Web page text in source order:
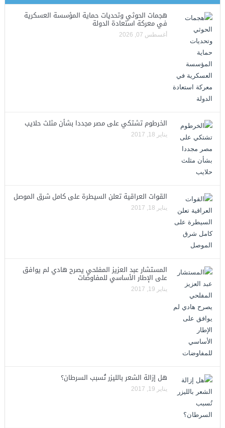
هجمات الحوثي وتحديات حماية المؤسسة العسكرية
في معركة استعادة الدولة
أغسطس 07, 2026
الخرطوم تشتكي على مصر مجددا بشأن مثلث حلايب
يناير 18, 2017
القوات العراقية تعلن السيطرة على كامل شرق الموصل
يناير 18, 2017
المستشار عبد العزيز المفلحي يصرح هادي لم يوافق
على الإطار الأساسي للمفاوضات
يناير 19, 2017
هل إزالة الشعر بالليزر تُسبب السرطان؟
يناير 19, 2017